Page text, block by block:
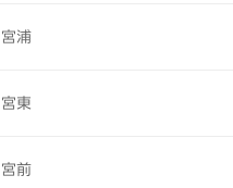
宮浦
宮東
宮前